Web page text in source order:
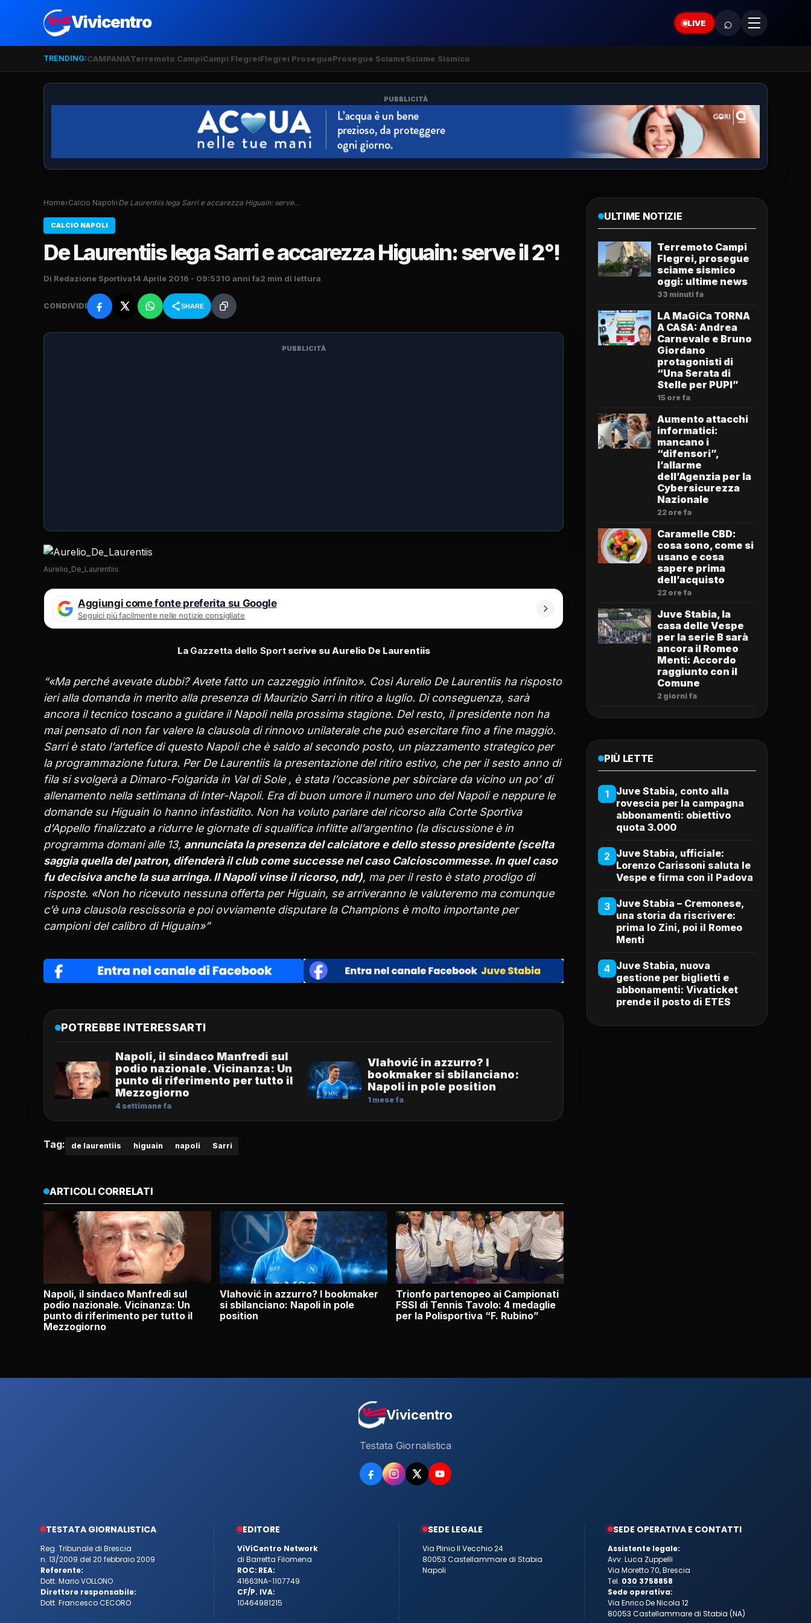
Vivicentro LIVE ⌕
TRENDING:CAMPANIATerremoto CampiCampi FlegreiFlegrei ProsegueProsegue SciameSciame Sismico
PUBBLICITÀ
Home›Calcio Napoli›De Laurentiis lega Sarri e accarezza Higuain: serve…
CALCIO NAPOLI
De Laurentiis lega Sarri e accarezza Higuain: serve il 2°!
Di Redazione Sportiva14 Aprile 2016 - 09:5310 anni fa2 min di lettura
CONDIVIDI SHARE
PUBBLICITÀ
Aurelio_De_Laurentiis
Aggiungi come fonte preferita su Google
Seguici più facilmente nelle notizie consigliate
La Gazzetta dello Sportscrive su Aurelio De Laurentiis
“«Ma perché avevate dubbi? Avete fatto un cazzeggio infinito». Così Aurelio De Laurentiis ha risposto
ieri alla domanda in merito alla presenza di Maurizio Sarri in ritiro a luglio. Di conseguenza, sarà
ancora il tecnico toscano a guidare il Napoli nella prossima stagione. Del resto, il presidente non ha
mai pensato di non far valere la clausola di rinnovo unilaterale che può esercitare fino a fine maggio.
Sarri è stato l’artefice di questo Napoli che è saldo al secondo posto, un piazzamento strategico per
la programmazione futura. Per De Laurentiis la presentazione del ritiro estivo, che per il sesto anno di
fila si svolgerà a Dimaro-Folgarida in Val di Sole , è stata l’occasione per sbirciare da vicino un po’ di
allenamento nella settimana di Inter-Napoli. Era di buon umore il numero uno del Napoli e neppure le
domande su Higuain lo hanno infastidito. Non ha voluto parlare del ricorso alla Corte Sportiva
d’Appello finalizzato a ridurre le giornate di squalifica inflitte all’argentino (la discussione è in
programma domani alle 13, annunciata la presenza del calciatore e dello stesso presidente (scelta
saggia quella del patron, difenderà il club come successe nel caso Calcioscommesse. In quel caso
fu decisiva anche la sua arringa. Il Napoli vinse il ricorso, ndr), ma per il resto è stato prodigo di
risposte. «Non ho ricevuto nessuna offerta per Higuain, se arriveranno le valuteremo ma comunque
c’è una clausola rescissoria e poi ovviamente disputare la Champions è molto importante per
campioni del calibro di Higuain»”
POTREBBE INTERESSARTI
Napoli, il sindaco Manfredi sul
podio nazionale. Vicinanza: Un
punto di riferimento per tutto il
Mezzogiorno
4 settimane fa
Vlahović in azzurro? I
bookmaker si sbilanciano:
Napoli in pole position
1 mese fa
Tag: de laurentiis higuain napoli Sarri
ARTICOLI CORRELATI
Napoli, il sindaco Manfredi sul
podio nazionale. Vicinanza: Un
punto di riferimento per tutto il
Mezzogiorno
Vlahović in azzurro? I bookmaker
si sbilanciano: Napoli in pole
position
Trionfo partenopeo ai Campionati
FSSI di Tennis Tavolo: 4 medaglie
per la Polisportiva “F. Rubino”
ULTIME NOTIZIE
Terremoto Campi
Flegrei, prosegue
sciame sismico
oggi: ultime news
33 minuti fa
LA MaGiCa TORNA
A CASA: Andrea
Carnevale e Bruno
Giordano
protagonisti di
“Una Serata di
Stelle per PUPI”
15 ore fa
Aumento attacchi
informatici:
mancano i
“difensori”,
l’allarme
dell’Agenzia per la
Cybersicurezza
Nazionale
22 ore fa
Caramelle CBD:
cosa sono, come si
usano e cosa
sapere prima
dell’acquisto
22 ore fa
Juve Stabia, la
casa delle Vespe
per la serie B sarà
ancora il Romeo
Menti: Accordo
raggiunto con il
Comune
2 giorni fa
PIÙ LETTE
1
Juve Stabia, conto alla
rovescia per la campagna
abbonamenti: obiettivo
quota 3.000
2 Juve Stabia, ufficiale:
Lorenzo Carissoni saluta le
Vespe e firma con il Padova
3 Juve Stabia – Cremonese,
una storia da riscrivere:
prima lo Zini, poi il Romeo
Menti
4 Juve Stabia, nuova
gestione per biglietti e
abbonamenti: Vivaticket
prende il posto di ETES
Vivicentro
Testata Giornalistica
TESTATA GIORNALISTICA
Reg. Tribunale di Brescia
n. 13/2009 del 20 febbraio 2009
Referente:
Dott. Mario VOLLONO
Direttore responsabile:
Dott. Francesco CECORO
EDITORE
ViViCentro Network
di Barretta Filomena
ROC:
41663
REA:
NA-1107749
CF/P. IVA:
10464981215
SEDE LEGALE
Via Plinio Il Vecchio 24
80053 Castellammare di Stabia
Napoli
SEDE OPERATIVA E CONTATTI
Assistente legale:
Avv. Luca Zuppelli
Via Moretto 70, Brescia
Tel. 030 3758858
Sede operativa:
Via Enrico De Nicola 12
80053 Castellammare di Stabia (NA)